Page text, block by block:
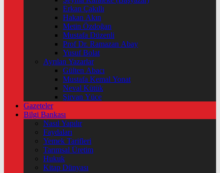
Erkan Çakıllı
Hakan Akın
Metin Özdoğan
Mustafa Düzenli
Prof Dr. Ramazan Abay
Yusuf Bolat
Ayrılan Yazarlar
Gülten Abacı
Mustafa Kemal Yonat
Neval Kütük
Şirvan Yüce
Gazeteler
Bilgi Bankası
Nasıl Yapılır
Faydaları
Yemek Tarifleri
Tarımsal Üretim
Hukuk
Kitap Dünyası